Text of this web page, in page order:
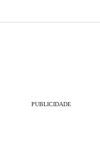
PUBLICIDADE